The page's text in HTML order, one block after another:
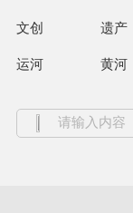
文创 遗产
运河 黄河